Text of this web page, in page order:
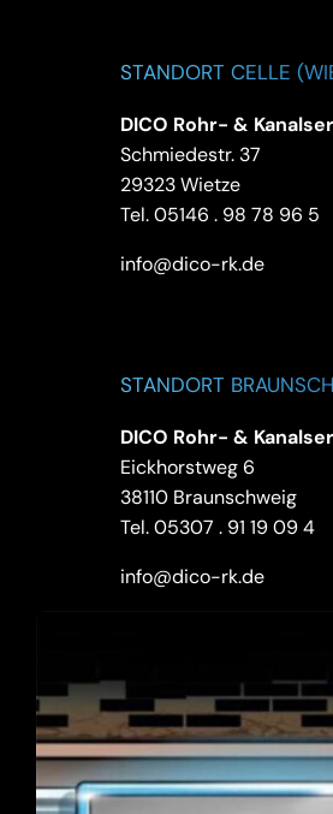
STANDORT CELLE
DICO Rohr- &
Schmiedestr. 37
29323 Wietze
Tel.05146 . 98 78 96 5
info@dico-rk.de
STANDORT
DICO Rohr- &
Eickhorstweg 6
38110 Braunschweig
Tel.05307 . 91 19 09 4
info@dico-rk.de